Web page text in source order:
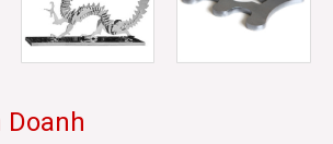
Doanh